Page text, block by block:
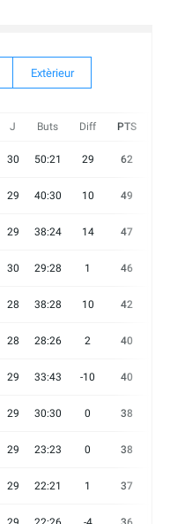
Extèrieur
J Buts Diff PTS
30 50:21 29 62
29 40:30 10 49
29 38:24 14 47
30 29:28 1 46
28 38:28 10 42
28 28:26 2 40
29 33:43 -10 40
29 30:30 0 38
29 23:23 0 38
29 22:21 1 37